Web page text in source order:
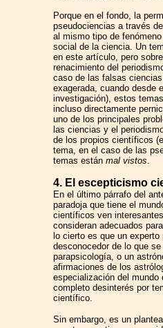
Porque en el fondo, la
pseudociencias a través
al mismo tipo de
social de la ciencia. Un
en este artículo, pero
renacimiento del
caso de las falsas
exagerada, cuando desde
investigación), estos
incluso directamente
uno de los principales
las ciencias y el
de los propios científicos
tema, en el caso de las
temas están mal vistos.
4. El escepticismo
En el último párrafo del
paradoja que tiene el
científicos ven
consideran adecuados
lo cierto es que un
desconocedor de lo que
parapsicología, o un
afirmaciones de los
especialización del
completo desinterés por
científico.
Sin embargo, es un